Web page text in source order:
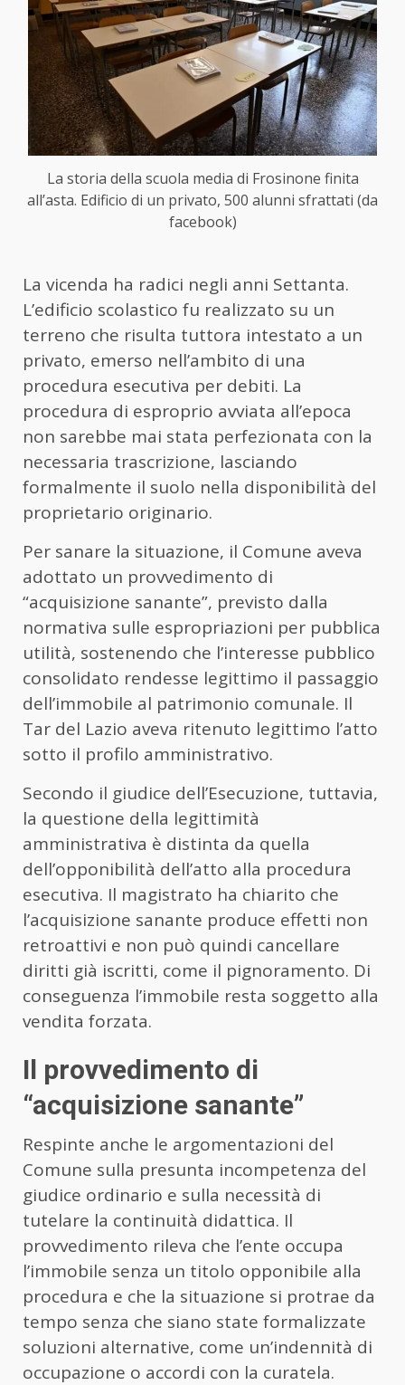
La storia della scuola media di Frosinone finita
all’asta. Edificio di un privato, 500 alunni sfrattati (da
facebook)
La vicenda ha radici negli anni Settanta.
L’edificio scolastico fu realizzato su un
terreno che risulta tuttora intestato a un
privato, emerso nell’ambito di una
procedura esecutiva per debiti. La
procedura di esproprio avviata all’epoca
non sarebbe mai stata perfezionata con la
necessaria trascrizione, lasciando
formalmente il suolo nella disponibilità del
proprietario originario.
Per sanare la situazione, il Comune aveva
adottato un provvedimento di
“acquisizione sanante”, previsto dalla
normativa sulle espropriazioni per pubblica
utilità, sostenendo che l’interesse pubblico
consolidato rendesse legittimo il passaggio
dell’immobile al patrimonio comunale. Il
Tar del Lazio aveva ritenuto legittimo l’atto
sotto il profilo amministrativo.
Secondo il giudice dell’Esecuzione, tuttavia,
la questione della legittimità
amministrativa è distinta da quella
dell’opponibilità dell’atto alla procedura
esecutiva. Il magistrato ha chiarito che
l’acquisizione sanante produce effetti non
retroattivi e non può quindi cancellare
diritti già iscritti, come il pignoramento. Di
conseguenza l’immobile resta soggetto alla
vendita forzata.
Il provvedimento di
“acquisizione sanante”
Respinte anche le argomentazioni del
Comune sulla presunta incompetenza del
giudice ordinario e sulla necessità di
tutelare la continuità didattica. Il
provvedimento rileva che l’ente occupa
l’immobile senza un titolo opponibile alla
procedura e che la situazione si protrae da
tempo senza che siano state formalizzate
soluzioni alternative, come un’indennità di
occupazione o accordi con la curatela.